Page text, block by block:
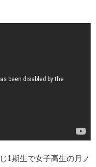
1期生で女子高生の月ノ